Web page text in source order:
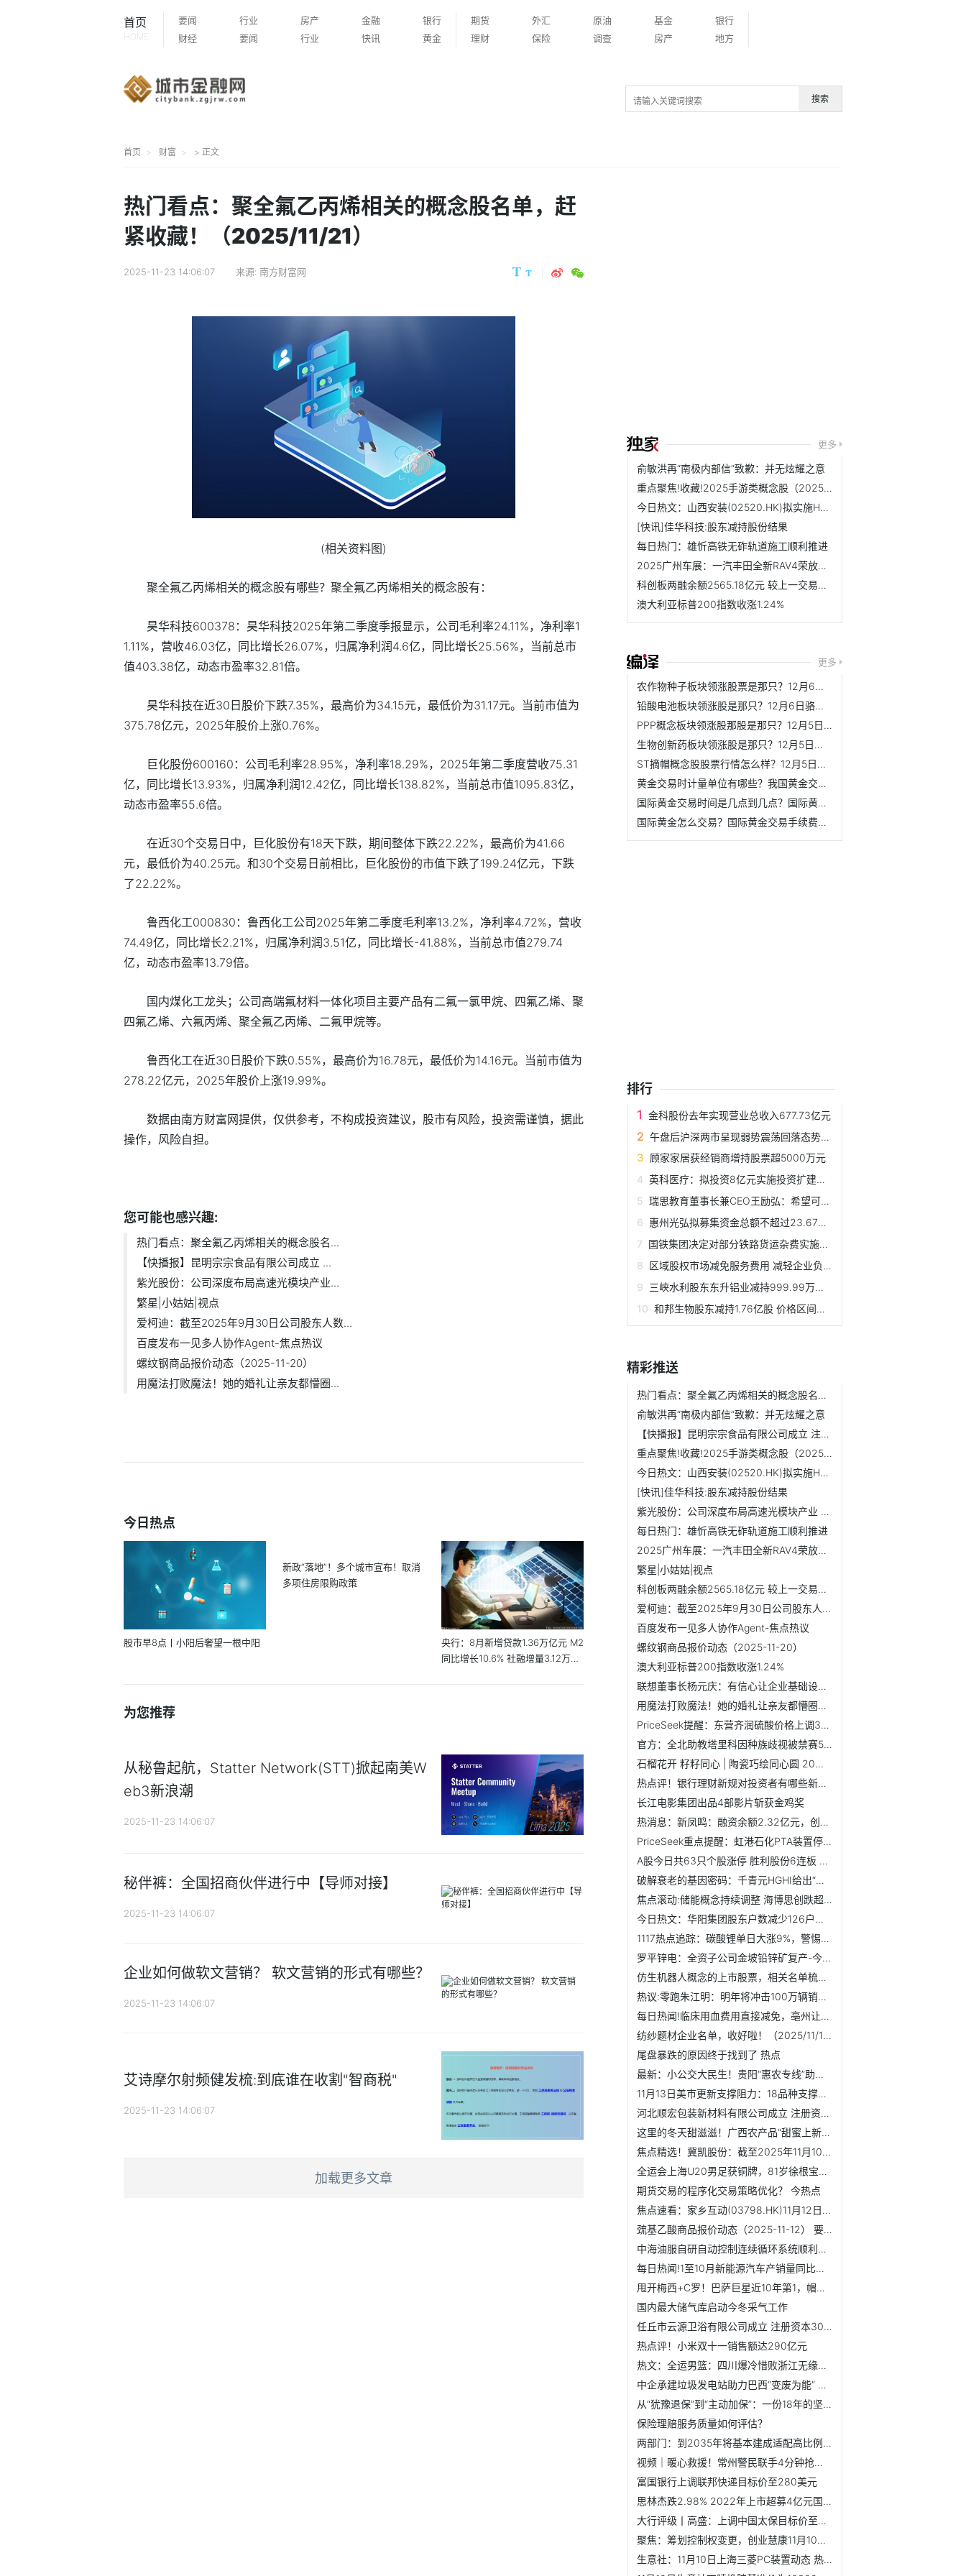
首页
HOME
要闻 行业 房产 金融
银行
财经
要闻 行业 快讯 黄金
期货 外汇 原油 基金
银行
理财
保险 调查 房产 地方
搜索
首页 财富 > 正文
热门看点：聚全氟乙丙烯相关的概念股名单，赶
紧收藏！（2025/11/21）
2025-11-23 14:06:07 来源: 南方财富网
(相关资料图)
聚全氟乙丙烯相关的概念股有哪些？聚全氟乙丙烯相关的概念股有：
昊华科技600378：昊华科技2025年第二季度季报显示，公司毛利率24.11%，净利率1
1.11%，营收46.03亿，同比增长26.07%，归属净利润4.6亿，同比增长25.56%，当前总市
值403.38亿，动态市盈率32.81倍。
昊华科技在近30日股价下跌7.35%，最高价为34.15元，最低价为31.17元。当前市值为
375.78亿元，2025年股价上涨0.76%。
巨化股份600160：公司毛利率28.95%，净利率18.29%，2025年第二季度营收75.31
亿，同比增长13.93%，归属净利润12.42亿，同比增长138.82%，当前总市值1095.83亿，
动态市盈率55.6倍。
在近30个交易日中，巨化股份有18天下跌，期间整体下跌22.22%，最高价为41.66
元，最低价为40.25元。和30个交易日前相比，巨化股份的市值下跌了199.24亿元，下跌
了22.22%。
鲁西化工000830：鲁西化工公司2025年第二季度毛利率13.2%，净利率4.72%，营收
74.49亿，同比增长2.21%，归属净利润3.51亿，同比增长-41.88%，当前总市值279.74
亿，动态市盈率13.79倍。
国内煤化工龙头；公司高端氟材料一体化项目主要产品有二氟一氯甲烷、四氟乙烯、聚
四氟乙烯、六氟丙烯、聚全氟乙丙烯、二氟甲烷等。
鲁西化工在近30日股价下跌0.55%，最高价为16.78元，最低价为14.16元。当前市值为
278.22亿元，2025年股价上涨19.99%。
数据由南方财富网提供，仅供参考，不构成投资建议，股市有风险，投资需谨慎，据此
操作，风险自担。
您可能也感兴趣:
热门看点：聚全氟乙丙烯相关的概念股名...
【快播报】昆明宗宗食品有限公司成立 ...
紫光股份：公司深度布局高速光模块产业...
繁星|小姑姑|视点
爱柯迪：截至2025年9月30日公司股东人数...
百度发布一见多人协作Agent-焦点热议
螺纹钢商品报价动态（2025-11-20）
用魔法打败魔法！她的婚礼让亲友都懵圈...
今日热点
股市早8点丨小阳后奢望一根中阳
新政“落地”！多个城市宣布！取消
多项住房限购政策
央行：8月新增贷款1.36万亿元 M2
同比增长10.6% 社融增量3.12万亿
为您推荐
从秘鲁起航，Statter Network(STT)掀起南美W
eb3新浪潮
2025-11-23 14:06:07
秘伴裤：全国招商伙伴进行中【导师对接】
2025-11-23 14:06:07
企业如何做软文营销？ 软文营销的形式有哪些？
2025-11-23 14:06:07
艾诗摩尔射频健发梳:到底谁在收割"智商税"
2025-11-23 14:06:07
加载更多文章
更多
俞敏洪再“南极内部信”致歉：并无炫耀之意
重点聚焦!收藏!2025手游类概念股（2025/11/21）
今日热文：山西安装(02520.HK)拟实施H股全流通
[快讯]佳华科技:股东减持股份结果
每日热门：雄忻高铁无砟轨道施工顺利推进
2025广州车展：一汽丰田全新RAV4荣放售16.98万元起
科创板两融余额2565.18亿元 较上一交易日环比减少18.22亿元
澳大利亚标普200指数收涨1.24%
更多
农作物种子板块领涨股票是那只？12月6日丰乐种业市盈率为30.27
铅酸电池板块领涨股是那只？12月6日骆驼股份股价是多少？
PPP概念板块领涨股那股是那只？12月5日ST长方市盈率为-4.87
生物创新药板块领涨股是那只？12月5日南新制药股价是多少？
ST摘帽概念股股票行情怎么样？12月5日宜宾纸业股价是多少？
黄金交易时计量单位有哪些？我国黄金交易的计量单位是什么？
国际黄金交易时间是几点到几点？国际黄金开户流程是什么？
国际黄金怎么交易？国际黄金交易手续费一手需要多少钱？
排行
金科股份去年实现营业总收入677.73亿元
午盘后沪深两市呈现弱势震荡回落态势，市场交投情绪积极
顾家家居获经销商增持股票超5000万元
英科医疗：拟投资8亿元实施投资扩建医用手套、防护服项目
瑞思教育董事长兼CEO王励弘：希望可以继续推进线上线下相结合...
惠州光弘拟募集资金总额不超过23.67亿元
国铁集团决定对部分铁路货运杂费实施阶段性减半核收政策
区域股权市场减免服务费用 减轻企业负担
三峡水利股东东升铝业减持999.99万股 价格区间为9.52-10.17元/股
和邦生物股东减持1.76亿股 价格区间为2.56-5元/股
精彩推送
热门看点：聚全氟乙丙烯相关的概念股名单，赶紧收藏！（2025/...
俞敏洪再“南极内部信”致歉：并无炫耀之意
【快播报】昆明宗宗食品有限公司成立 注册资本1万人民币
重点聚焦!收藏!2025手游类概念股（2025/11/21）
今日热文：山西安装(02520.HK)拟实施H股全流通
[快讯]佳华科技:股东减持股份结果
紫光股份：公司深度布局高速光模块产业 每日观察
每日热门：雄忻高铁无砟轨道施工顺利推进
2025广州车展：一汽丰田全新RAV4荣放售16.98万元起
繁星|小姑姑|视点
科创板两融余额2565.18亿元 较上一交易日环比减少18.22亿元
爱柯迪：截至2025年9月30日公司股东人数为29762户
百度发布一见多人协作Agent-焦点热议
螺纹钢商品报价动态（2025-11-20）
澳大利亚标普200指数收涨1.24%
联想董事长杨元庆：有信心让企业基础设施业务重回盈利性增长
用魔法打败魔法！她的婚礼让亲友都懵圈丨e路声花③
PriceSeek提醒：东营齐润硫酸价格上调30元
官方：全北助教塔里科因种族歧视被禁赛5场并罚款2000万韩元 ...
石榴花开 籽籽同心 | 陶瓷巧绘同心圆 20余家媒体走进大武...
热点评！银行理财新规对投资者有哪些新要求？
长江电影集团出品4部影片斩获金鸡奖
热消息：新凤鸣：融资余额2.32亿元，创近一年新高（11-18）
PriceSeek重点提醒：虹港石化PTA装置停车影响
A股今日共63只个股涨停 胜利股份6连板 焦点速讯
破解衰老的基因密码：千青元HGHI给出“中国方案”
焦点滚动:储能概念持续调整 海博思创跌超10%
今日热文：华阳集团股东户数减少126户，户均持股40.49万元
1117热点追踪：碳酸锂单日大涨9%，警惕追多风险
罗平锌电：全资子公司金坡铅锌矿复产-今日观点
仿生机器人概念的上市股票，相关名单梳理！（2025/11/14） 焦点
热议:零跑朱江明：明年将冲击100万辆销量目标
每日热闻!临床用血费用直接减免，亳州让无偿献血者的爱心得到...
纺纱题材企业名单，收好啦！（2025/11/14）
尾盘暴跌的原因终于找到了 热点
最新：小公交大民生！贵阳“惠农专线”助力乡村振兴
11月13日美市更新支撑阻力：18品种支撑阻力(金银铂钯原油天然...
河北顺宏包装新材料有限公司成立 注册资本300万人民币
这里的冬天甜滋滋！广西农产品“甜蜜上新”|焦点速递
焦点精选！冀凯股份：截至2025年11月10日公司股东人数为23207户
全运会上海U20男足获铜牌，81岁徐根宝坦言还有未竟之事
期货交易的程序化交易策略优化？ 今热点
焦点速看：家乡互动(03798.HK)11月12日耗资16.68万港元回购11.8万股
巯基乙酸商品报价动态（2025-11-12） 要闻速递
中海油服自研自动控制连续循环系统顺利完成实钻测试
每日热闻!1至10月新能源汽车产销量同比增长均超30%
甩开梅西+C罗！巴萨巨星近10年第1，帽子戏法第1人
国内最大储气库启动今冬采气工作
任丘市云源卫浴有限公司成立 注册资本300万人民币 焦点速读
热点评！小米双十一销售额达290亿元
热文：全运男篮：四川爆冷惜败浙江无缘决赛 周琦19+9胡金秋21分
中企承建垃圾发电站助力巴西“变废为能” 当前热点
从“犹豫退保”到“主动加保”：一份18年的坚守，为风雨中的...
保险理赔服务质量如何评估？
两部门：到2035年将基本建成适配高比例新能源的新型电力系统
视频｜暖心救援！常州警民联手4分钟抢出“黄金生命线”
富国银行上调联邦快递目标价至280美元
思林杰跌2.98% 2022年上市超募4亿元国联民生保荐|每日消息
大行评级丨高盛：上调中国太保目标价至34港元 维持“买入”评级
聚焦：筹划控制权变更，创业慧康11月10日起停牌
生意社：11月10日上海三菱PC装置动态 热门